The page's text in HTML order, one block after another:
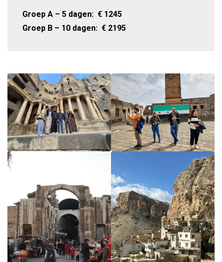
Groep A – 5 dagen: € 1245
Groep B – 10 dagen: € 2195